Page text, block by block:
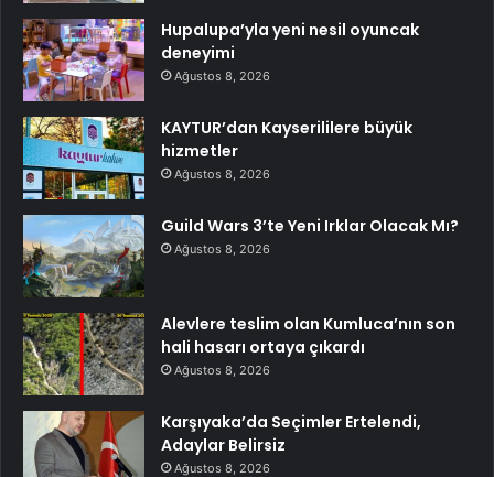
Hupalupa’yla yeni nesil oyuncak
deneyimi
Ağustos 8, 2026
KAYTUR’dan Kayserililere büyük
hizmetler
Ağustos 8, 2026
Guild Wars 3’te Yeni Irklar Olacak Mı?
Ağustos 8, 2026
Alevlere teslim olan Kumluca’nın son
hali hasarı ortaya çıkardı
Ağustos 8, 2026
Karşıyaka’da Seçimler Ertelendi,
Adaylar Belirsiz
Ağustos 8, 2026